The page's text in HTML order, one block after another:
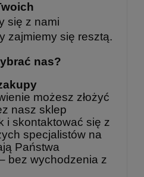
się z nami
zajmiemy się resztą.
nas?
możesz złożyć
nasz sklep
i skontaktować się z
specjalistów na
Państwa
bez wychodzenia z